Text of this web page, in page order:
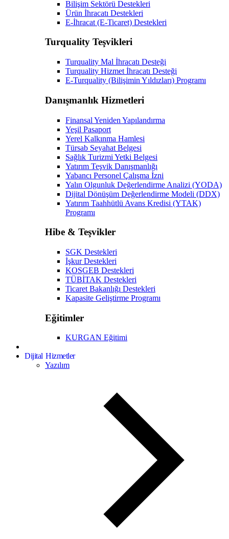
Bilişim Sektörü Destekleri
Ürün İhracatı Destekleri
E-İhracat (E-Ticaret) Destekleri
Turquality Teşvikleri
Turquality Mal İhracatı Desteği
Turquality Hizmet İhracatı Desteği
E-Turquality (Bilişimin Yıldızları) Programı
Danışmanlık Hizmetleri
Finansal Yeniden Yapılandırma
Yeşil Pasaport
Yerel Kalkınma Hamlesi
Türsab Seyahat Belgesi
Sağlık Turizmi Yetki Belgesi
Yatırım Teşvik Danışmanlığı
Yabancı Personel Çalışma İzni
Yalın Olgunluk Değerlendirme Analizi (YODA)
Dijital Dönüşüm Değerlendirme Modeli (DDX)
Yatırım Taahhütlü Avans Kredisi (YTAK)
Programı
Hibe & Teşvikler
SGK Destekleri
İşkur Destekleri
KOSGEB Destekleri
TÜBİTAK Destekleri
Ticaret Bakanlığı Destekleri
Kapasite Geliştirme Programı
Eğitimler
KURGAN Eğitimi
Dijital Hizmetler
Yazılım